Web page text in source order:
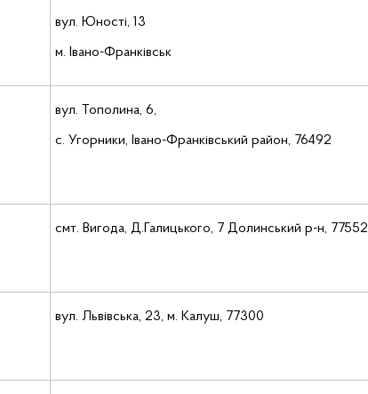
вул. Юності, 13
м. Івано-Франківськ
вул. Тополина, 6,
с. Угорники, Івано-Франківський район, 76492
смт. Вигода, Д.Галицького, 7 Долинський р-н, 77552
вул. Львівська, 23, м. Калуш, 77300